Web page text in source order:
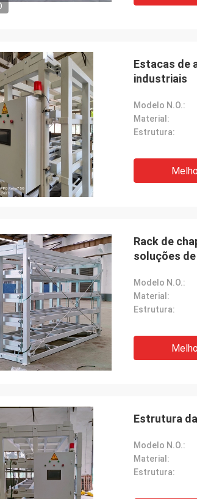
Estacas de
industriais
Modelo N.O.:
Material:
Estrutura:
Rack de
soluções
Modelo N.O.:
Material:
Estrutura:
Estrutura
Modelo N.O.:
Material:
Estrutura: